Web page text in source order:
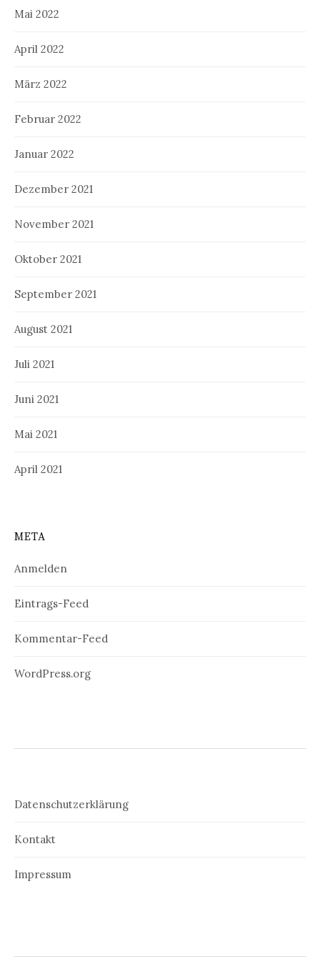
Mai 2022
April 2022
März 2022
Februar 2022
Januar 2022
Dezember 2021
November 2021
Oktober 2021
September 2021
August 2021
Juli 2021
Juni 2021
Mai 2021
April 2021
META
Anmelden
Eintrags-Feed
Kommentar-Feed
WordPress.org
Datenschutzerklärung
Kontakt
Impressum